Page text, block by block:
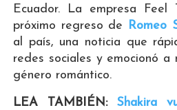
Ecuador. La empresa Feel
próximo regreso de
Romeo
al país, una noticia que
redes sociales y emocionó a
género romántico.
LEA TAMBIÉN: Shakira